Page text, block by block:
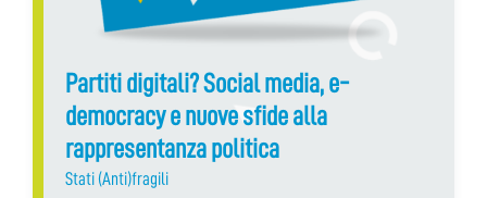
Partiti digitali? Social media, e-
democracy e nuove sfide alla
rappresentanza politica
Stati (Anti)fragili